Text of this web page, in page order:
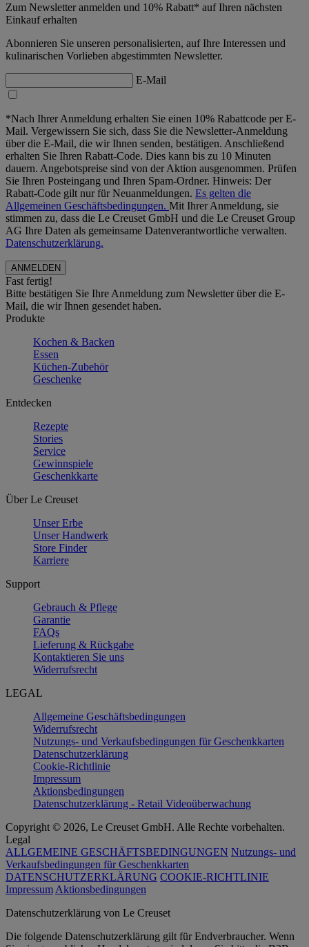
Zum Newsletter anmelden und 10% Rabatt* auf Ihren nächsten
Einkauf erhalten
Abonnieren Sie unseren personalisierten, auf Ihre Interessen und
kulinarischen Vorlieben abgestimmten Newsletter.
E-Mail
*Nach Ihrer Anmeldung erhalten Sie einen 10% Rabattcode per E-
Mail. Vergewissern Sie sich, dass Sie die Newsletter-Anmeldung
über die E-Mail, die wir Ihnen senden, bestätigen. Anschließend
erhalten Sie Ihren Rabatt-Code. Dies kann bis zu 10 Minuten
dauern. Angebotspreise sind von der Aktion ausgenommen. Prüfen
Sie Ihren Posteingang und Ihren Spam-Ordner. Hinweis: Der
Rabatt-Code gilt nur für Neuanmeldungen. Es gelten die
Allgemeinen Geschäftsbedingungen. Mit Ihrer Anmeldung, sie
stimmen zu, dass die Le Creuset GmbH und die Le Creuset Group
AG Ihre Daten als gemeinsame Datenverantwortliche verwalten.
Datenschutzerklärung.
Fast fertig!
Bitte bestätigen Sie Ihre Anmeldung zum Newsletter über die E-
Mail, die wir Ihnen gesendet haben.
Produkte
Kochen & Backen
Essen
Küchen-Zubehör
Geschenke
Entdecken
Rezepte
Stories
Service
Gewinnspiele
Geschenkkarte
Über Le Creuset
Unser Erbe
Unser Handwerk
Store Finder
Karriere
Support
Gebrauch & Pflege
Garantie
FAQs
Lieferung & Rückgabe
Kontaktieren Sie uns
Widerrufsrecht
LEGAL
Allgemeine Geschäftsbedingungen
Widerrufsrecht
Nutzungs- und Verkaufsbedingungen für Geschenkkarten
Datenschutzerklärung
Cookie-Richtlinie
Impressum
Aktionsbedingungen
Datenschutzerklärung - Retail Videoüberwachung
Copyright © 2026, Le Creuset GmbH. Alle Rechte vorbehalten.
Legal
ALLGEMEINE GESCHÄFTSBEDINGUNGEN Nutzungs- und
Verkaufsbedingungen für Geschenkkarten
DATENSCHUTZERKLÄRUNG COOKIE-RICHTLINIE
Impressum Aktionsbedingungen
Datenschutz­erklärung von Le Creuset
Die folgende Datenschutzerklärung gilt für Endverbraucher. Wenn